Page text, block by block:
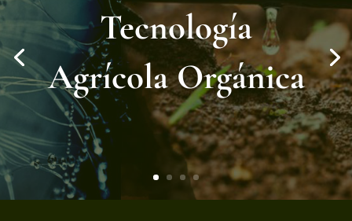
Tecnología
Agrícola Orgánica